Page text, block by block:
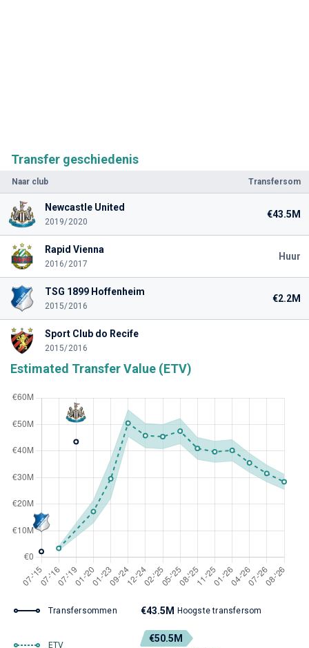
Transfer geschiedenis
Naar club Transfersom
Newcastle United
2019/2020
€43.5M
Rapid Vienna
2016/2017
Huur
TSG 1899 Hoffenheim
2015/2016
€2.2M
Sport Club do Recife
2015/2016
Estimated Transfer Value (ETV)
Transfersommen €43.5M Hoogste transfersom
ETV
€50.5M